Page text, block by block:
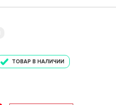
ТОВАР В НАЛИЧИИ